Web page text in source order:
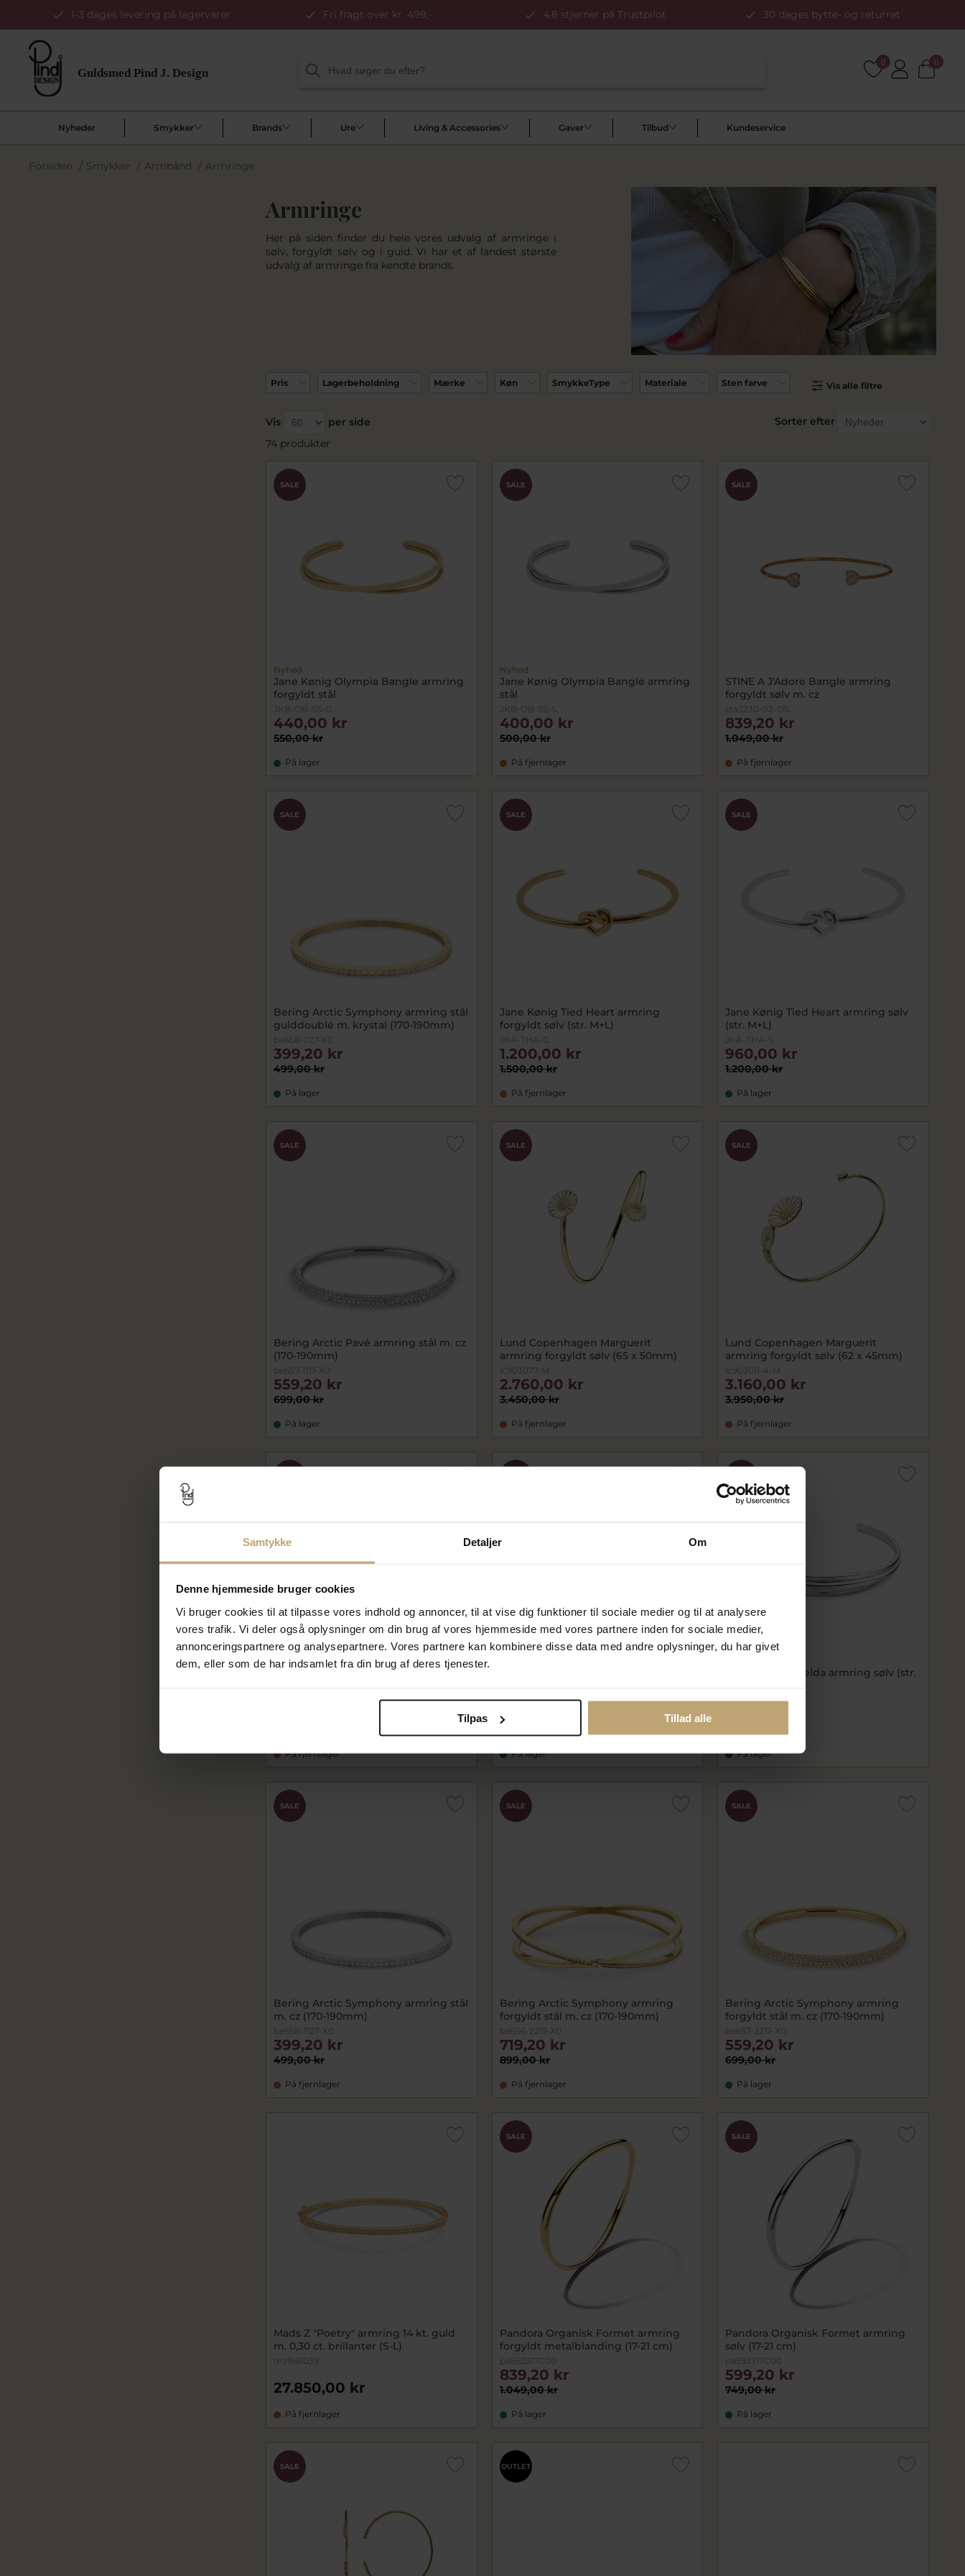
Samtykke Detaljer Om
Denne hjemmeside bruger cookies
Vi bruger cookies til at tilpasse vores indhold og annoncer, til at vise dig funktioner til sociale medier og til at analysere
vores trafik. Vi deler også oplysninger om din brug af vores hjemmeside med vores partnere inden for sociale medier,
annonceringspartnere og analysepartnere. Vores partnere kan kombinere disse data med andre oplysninger, du har givet
dem, eller som de har indsamlet fra din brug af deres tjenester.
Tilpas Tillad alle
1-3 dages levering på lagervarer Fri fragt over kr. 499,- 4,8 stjerner på Trustpilot 30 dages bytte- og returret
0 0
Nyheder Smykker Brands Ure Living & Accessories Gaver Tilbud Kundeservice
Forsiden / Smykker / Armbånd / Armringe
Armringe
Her på siden finder du hele vores udvalg af armringe i
sølv, forgyldt sølv og i guld. Vi har et af landest største
udvalg af armringe fra kendte brands.
Pris Lagerbeholdning Mærke Køn SmykkeType Materiale Sten farve Vis alle filtre
Sorter efter
Vis
per side
74 produkter
SALE
Nyhed
Jane Kønig Olympia Bangle armring
forgyldt stål
JKB-OB-SS-G
550,00 kr
440,00 kr
På lager
SALE
Nyhed
Jane Kønig Olympia Bangle armring
stål
JKB-OB-SS-S
500,00 kr
400,00 kr
På fjernlager
SALE
STINE A J'Adore Bangle armring
forgyldt sølv m. cz
sta3230-02-OS
1.049,00 kr
839,20 kr
På fjernlager
SALE
Bering Arctic Symphony armring stål
gulddoublé m. krystal (170-190mm)
be658-227-X0
499,00 kr
399,20 kr
På lager
SALE
Jane Kønig Tied Heart armring
forgyldt sølv (str. M+L)
JKA-THA-G
1.500,00 kr
1.200,00 kr
På fjernlager
SALE
Jane Kønig Tied Heart armring sølv
(str. M+L)
JKA-THA-S
1.200,00 kr
960,00 kr
På lager
SALE
Bering Arctic Pavé armring stål m. cz
(170-190mm)
be657-1117-X0
699,00 kr
559,20 kr
På lager
SALE
Lund Copenhagen Marguerit
armring forgyldt sølv (65 x 50mm)
lc903077-M
3.450,00 kr
2.760,00 kr
På fjernlager
SALE
Lund Copenhagen Marguerit
armring forgyldt sølv (62 x 45mm)
lc903011-4-M
3.950,00 kr
3.160,00 kr
På fjernlager
Armring flad 3 mm. 8 kt.
På fjernlager
si20672
1.996,00 kr
På lager
Spirit Icons Emelda armring sølv (str.
si20671
På lager
SALE
Bering Arctic Symphony armring stål
m. cz (170-190mm)
be658-1127-X0
499,00 kr
399,20 kr
På fjernlager
SALE
Bering Arctic Symphony armring
forgyldt stål m. cz (170-190mm)
be656-2217-X0
899,00 kr
719,20 kr
På fjernlager
SALE
Bering Arctic Symphony armring
forgyldt stål m. cz (170-190mm)
be657-2217-X0
699,00 kr
559,20 kr
På lager
Mads Z "Poetry" armring 14 kt. guld
m. 0,30 ct. brillanter (S-L)
mz1561039
27.850,00 kr
På fjernlager
SALE
Pandora Organisk Formet armring
forgyldt metalblanding (17-21 cm)
pa563317C00
1.049,00 kr
839,20 kr
På lager
SALE
Pandora Organisk Formet armring
sølv (17-21 cm)
pa593317C00
749,00 kr
599,20 kr
På lager
SALE OUTLET